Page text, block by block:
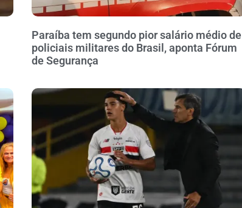
Paraíba tem segundo pior salário médio de
policiais militares do Brasil, aponta Fórum
de Segurança